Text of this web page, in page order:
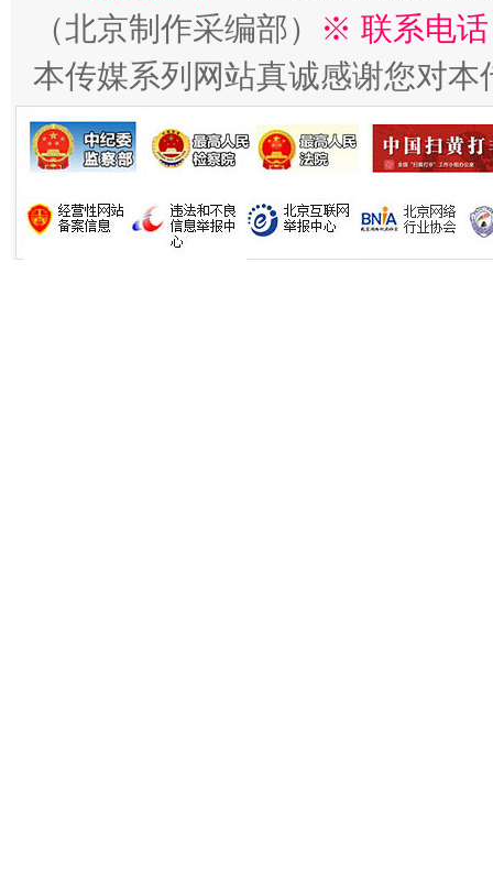
习近平的博鳌关键词
魏明亮
（北京制作采编部）
※ 联系电
本传媒系列网站真诚感谢您对